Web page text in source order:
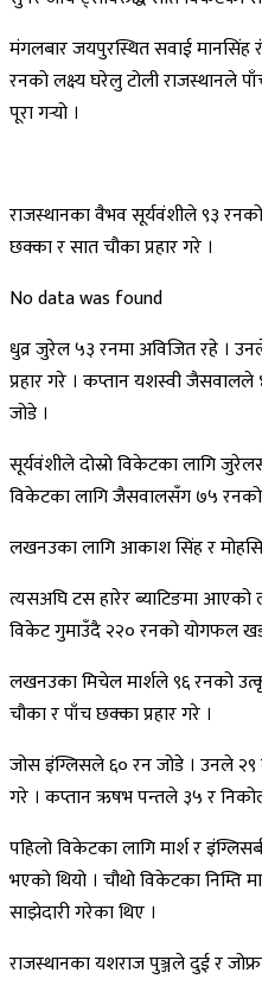
मंगलबार जयपुरस्थित सवाई
रनको लक्ष्य घरेलु टोली राजस्थानले
पूरा गर्‍यो ।
राजस्थानका वैभव सूर्यवंशीले ९३
छक्का र सात चौका प्रहार गरे ।
No data was found
धुव्र जुरेल ५३ रनमा अविजित रहे ।
प्रहार गरे । कप्तान यशस्वी
जोडे ।
सूर्यवंशीले दोस्रो विकेटका लागि
विकेटका लागि जैसवालसँग ७५ रनको
लखनउका लागि आकाश सिंह र
त्यसअघि टस हारेर ब्याटिङमा
विकेट गुमाउँदै २२० रनको योगफल
लखनउका मिचेल मार्शले ९६ रनको
चौका र पाँच छक्का प्रहार गरे ।
जोस इंग्लिसले ६० रन जोडे । उनले २९
गरे । कप्तान ऋषभ पन्तले ३५ र
पहिलो विकेटका लागि मार्श र
भएको थियो । चौथो विकेटका निम्ति
साझेदारी गरेका थिए ।
राजस्थानका यशराज पुञ्जले दुई र